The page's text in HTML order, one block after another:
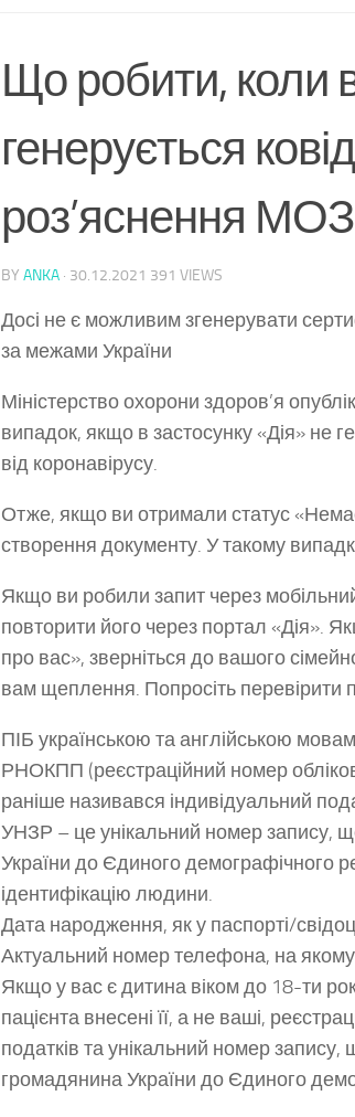
Що робити, коли
генерується
роз’яснення МОЗ
BY ANKA · 30.12.2021 391 VIEWS
Досі не є можливим згенерувати
за межами України
Міністерство охорони здоров’я
випадок, якщо в застосунку «Дія» не
від коронавірусу.
Отже, якщо ви отримали статус
створення документу. У такому
Якщо ви робили запит через
повторити його через портал «Дія».
про вас», зверніться до вашого
вам щеплення. Попросіть перевірити
ПІБ українською та англійською
РНОКПП (реєстраційний номер
раніше називався індивідуальний
УНЗР – це унікальний номер запису,
України до Єдиного демографічного
ідентифікацію людини.
Дата народження, як у паспорті/
Актуальний номер телефона, на
Якщо у вас є дитина віком до 18-ти
пацієнта внесені її, а не ваші,
податків та унікальний номер
громадянина України до Єдиного